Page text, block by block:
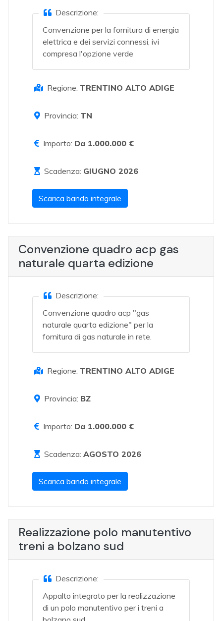
Descrizione:
Convenzione per la fornitura di energia
elettrica e dei servizi connessi, ivi
compresa l'opzione verde
Regione: TRENTINO ALTO ADIGE
Provincia: TN
Importo: Da 1.000.000 €
Scadenza: GIUGNO 2026
Scarica bando integrale
Convenzione quadro acp gas
naturale quarta edizione
Descrizione:
Convenzione quadro acp "gas
naturale quarta edizione" per la
fornitura di gas naturale in rete.
Regione: TRENTINO ALTO ADIGE
Provincia: BZ
Importo: Da 1.000.000 €
Scadenza: AGOSTO 2026
Scarica bando integrale
Realizzazione polo manutentivo
treni a bolzano sud
Descrizione:
Appalto integrato per la realizzazione
di un polo manutentivo per i treni a